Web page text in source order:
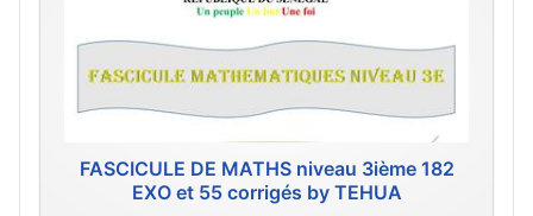
FASCICULE DE MATHS niveau 3ième 182
EXO et 55 corrigés by TEHUA